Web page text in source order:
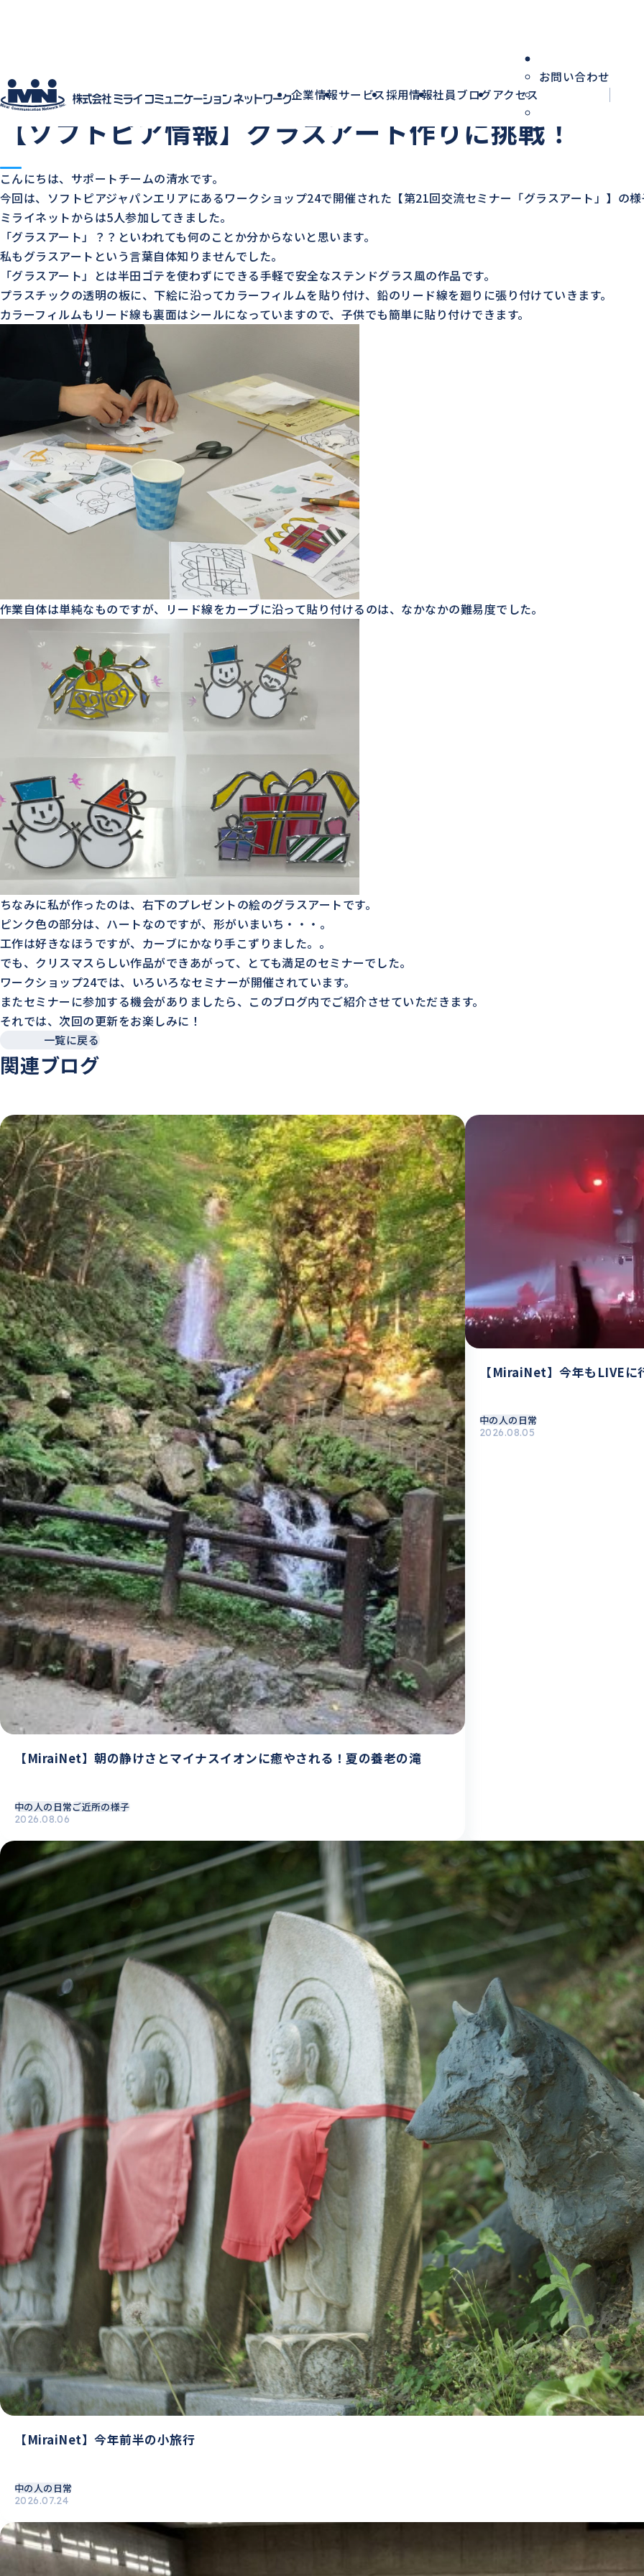
企業情報サービス採用情報社員ブログアクセス
お問い合わせ
社員ブログ HOME 社員ブ
2014.12.10 中の人の日常ご近所の様子
【ソフトピア情報】グラスアート作りに挑戦！
こんにちは、サポートチームの清水です。
今回は、ソフトピアジャパンエリアにあるワークショップ24で開催された【第21回交流セミナー「グラスアート」】の
ミライネットからは5人参加してきました。
「グラスアート」？？といわれても何のことか分からないと思います。
私もグラスアートという言葉自体知りませんでした。
「グラスアート」とは半田ゴテを使わずにできる手軽で安全なステンドグラス風の作品です。
プラスチックの透明の板に、下絵に沿ってカラーフィルムを貼り付け、鉛のリード線を廻りに張り付けていきます。
カラーフィルムもリード線も裏面はシールになっていますので、子供でも簡単に貼り付けできます。
作業自体は単純なものですが、リード線をカーブに沿って貼り付けるのは、なかなかの難易度でした。
ちなみに私が作ったのは、右下のプレゼントの絵のグラスアートです。
ピンク色の部分は、ハートなのですが、形がいまいち・・・。
工作は好きなほうですが、カーブにかなり手こずりました。。
でも、クリスマスらしい作品ができあがって、とても満足のセミナーでした。
ワークショップ24では、いろいろなセミナーが開催されています。
またセミナーに参加する機会がありましたら、このブログ内でご紹介させていただきます。
それでは、次回の更新をお楽しみに！
一覧に戻る
関連ブログ
【MiraiNet】朝の静けさとマイナスイオンに癒やされる！夏の養老の滝
中の人の日常ご近所の様子
2026.08.06
【MiraiNet】今年もLIVEに
中の人の日常
2026.08.05
【MiraiNet】今年前半の小旅行
中の人の日常
2026.07.24